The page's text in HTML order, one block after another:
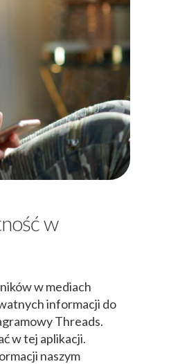
w
w mediach
informacji do
Threads.
w tej aplikacji.
naszym